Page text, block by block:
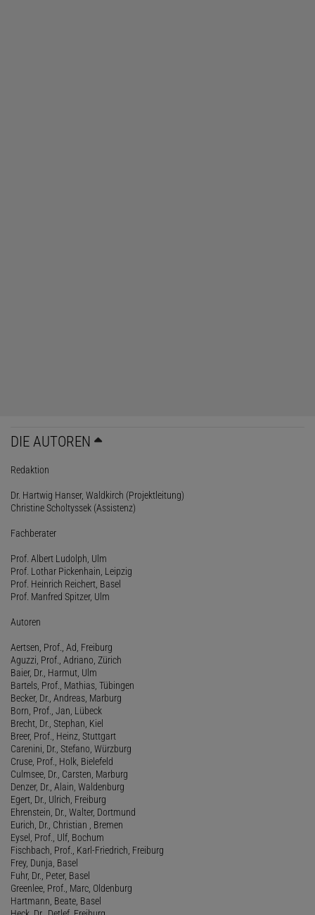
DIE AUTOREN
Redaktion
Dr. Hartwig Hanser, Waldkirch (Projektleitung)
Christine Scholtyssek (Assistenz)
Fachberater
Prof. Albert Ludolph, Ulm
Prof. Lothar Pickenhain, Leipzig
Prof. Heinrich Reichert, Basel
Prof. Manfred Spitzer, Ulm
Autoren
Aertsen, Prof., Ad, Freiburg
Aguzzi, Prof., Adriano, Zürich
Baier, Dr., Harmut, Ulm
Bartels, Prof., Mathias, Tübingen
Becker, Dr., Andreas, Marburg
Born, Prof., Jan, Lübeck
Brecht, Dr., Stephan, Kiel
Breer, Prof., Heinz, Stuttgart
Carenini, Dr., Stefano, Würzburg
Cruse, Prof., Holk, Bielefeld
Culmsee, Dr., Carsten, Marburg
Denzer, Dr., Alain, Waldenburg
Egert, Dr., Ulrich, Freiburg
Ehrenstein, Dr., Walter, Dortmund
Eurich, Dr., Christian , Bremen
Eysel, Prof., Ulf, Bochum
Fischbach, Prof., Karl-Friedrich, Freiburg
Frey, Dunja, Basel
Fuhr, Dr., Peter, Basel
Greenlee, Prof., Marc, Oldenburg
Hartmann, Beate, Basel